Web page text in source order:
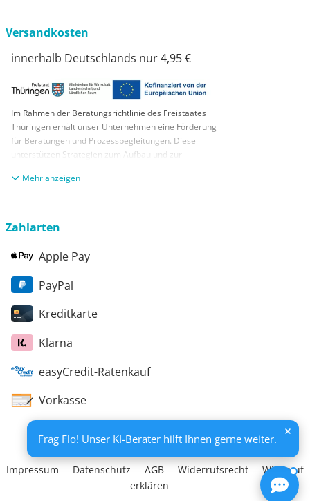
Frag Flo! Unser KI-Berater hilft Ihnen gerne weiter.
Versandkosten
innerhalb Deutschlands nur 4,95 €
Im Rahmen der Beratungsrichtlinie des Freistaates
Thüringen erhält unser Unternehmen eine Förderung
für Beratungen und Prozessbegleitungen. Diese
unterstützen Strategien zum Aufbau und zur
KMUs. Die daraus resultierenden Ergebnisse und
aus Mitteln des Europäischen Sozialfonds Plus und
anzeigen
Zahlarten
Apple Pay
PayPal
Kreditkarte
Klarna
easyCredit-Ratenkauf
Vorkasse
Impressum Datenschutz AGB Widerrufsrecht
Widerruf
erklären